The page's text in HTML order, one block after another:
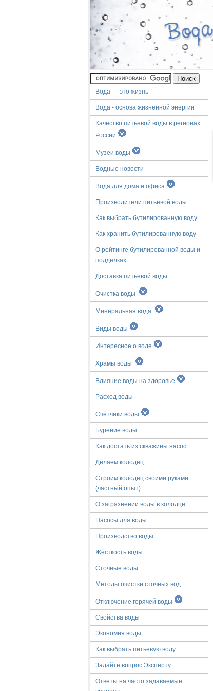
Вода — это жизнь
Вода - основа жизненной энергии
Качество питьевой воды в регионах
России
Музеи воды
Водные новости
Вода для дома и офиса
Производители питьевой воды
Как выбрать бутилированную воду
Как хранить бутилированную воду
О рейтинге бутилированной воды и
подделках
Доставка питьевой воды
Очистка воды
Минеральная вода
Виды воды
Интересное о воде
Храмы воды
Влияние воды на здоровье
Расход воды
Счётчики воды
Бурение воды
Как достать из скважины насос
Делаем колодец
Строим колодец своими руками
(частный опыт)
О загрязнении воды в колодце
Насосы для воды
Производство воды
Жёсткость воды
Сточные воды
Методы очистки сточных вод
Отключение горячей воды
Свойства воды
Экономия воды
Как выбрать питьевую воду
Задайте вопрос Эксперту
Ответы на часто задаваемые